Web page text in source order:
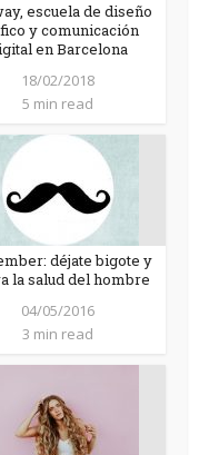
escuela de diseño
y comunicación
en Barcelona
18/02/2018
5 min read
déjate bigote y
la salud del hombre
04/05/2016
3 min read